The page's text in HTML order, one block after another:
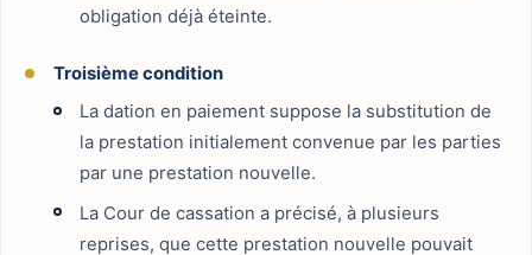
obligation déjà éteinte.
Troisième condition
La dation en paiement suppose la substitution de
la prestation initialement convenue par les parties
par une prestation nouvelle.
La Cour de cassation a précisé, à plusieurs
reprises, que cette prestation nouvelle pouvait